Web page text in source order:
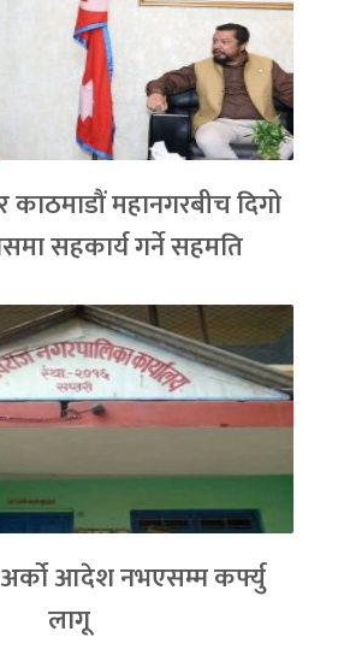
काठमाडौं महानगरबीच दिगो
सहकार्य गर्ने सहमति
अर्को आदेश नभएसम्म कर्फ्यु
लागू